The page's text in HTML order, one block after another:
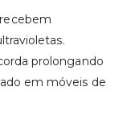
prolongando
em móveis de